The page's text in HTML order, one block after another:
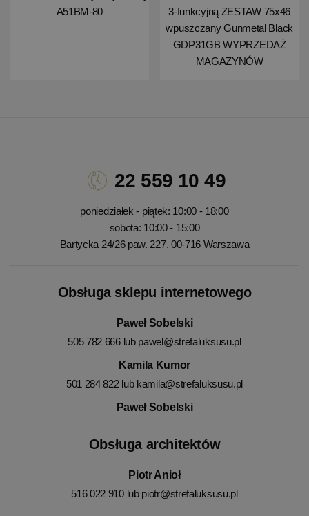
A51BM-80
3-funkcyjną ZESTAW 75x46
wpuszczany Gunmetal Black
GDP31GB WYPRZEDAŻ
MAGAZYNÓW
22 559 10 49
poniedziałek - piątek: 10:00 - 18:00
sobota: 10:00 - 15:00
Bartycka 24/26 paw. 227, 00-716 Warszawa
Obsługa sklepu internetowego
Paweł Sobelski
505 782 666 lub pawel@strefaluksusu.pl
Kamila Kumor
501 284 822 lub kamila@strefaluksusu.pl
Paweł Sobelski
Obsługa architektów
Piotr Anioł
516 022 910 lub piotr@strefaluksusu.pl